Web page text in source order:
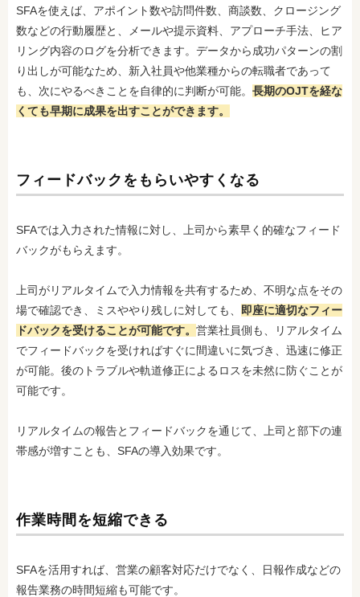
SFAを使えば、アポイント数や訪問件数、商談数、クロージング
数などの行動履歴と、メールや提示資料、アプローチ手法、ヒア
リング内容のログを分析できます。データから成功パターンの割
り出しが可能なため、新入社員や他業種からの転職者であって
も、次にやるべきことを自律的に判断が可能。 長期のOJTを経な
くても早期に成果を出すことができます。
フィードバックをもらいやすくなる
SFAでは入力された情報に対し、上司から素早く的確なフィード
バックがもらえます。
上司がリアルタイムで入力情報を共有するため、不明な点をその
場で確認でき、ミスややり残しに対しても、 即座に適切なフィー
ドバックを受けることが可能です。 営業社員側も、リアルタイム
でフィードバックを受ければすぐに間違いに気づき、迅速に修正
が可能。後のトラブルや軌道修正によるロスを未然に防ぐことが
可能です。
リアルタイムの報告とフィードバックを通じて、上司と部下の連
帯感が増すことも、SFAの導入効果です。
作業時間を短縮できる
SFAを活用すれば、営業の顧客対応だけでなく、日報作成などの
報告業務の時間短縮も可能です。